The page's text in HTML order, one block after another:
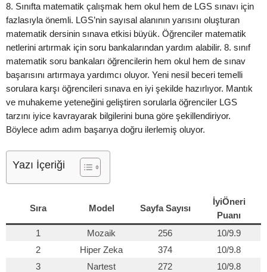
8. Sınıfta matematik çalışmak hem okul hem de LGS sınavı için
fazlasıyla önemli. LGS’nin sayısal alanının yarısını oluşturan
matematik dersinin sınava etkisi büyük. Öğrenciler matematik
netlerini artırmak için soru bankalarından yardım alabilir. 8. sınıf
matematik soru bankaları öğrencilerin hem okul hem de sınav
başarısını artırmaya yardımcı oluyor. Yeni nesil beceri temelli
sorulara karşı öğrencileri sınava en iyi şekilde hazırlıyor. Mantık
ve muhakeme yeteneğini geliştiren sorularla öğrenciler LGS
tarzını iyice kavrayarak bilgilerini buna göre şekillendiriyor.
Böylece adım adım başarıya doğru ilerlemiş oluyor.
Yazı İçeriği
Sıra Model Sayfa Sayısı
İyiÖneri
Puanı
1
Mozaik 256
10/9.9
2
Hiper Zeka 374
10/9.8
3
Nartest 272
10/9.8